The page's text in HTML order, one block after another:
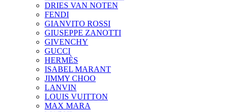
DRIES VAN NOTEN
FENDI
GIANVITO ROSSI
GIUSEPPE ZANOTTI
GIVENCHY
GUCCI
HERMÈS
ISABEL MARANT
JIMMY CHOO
LANVIN
LOUIS VUITTON
MAX MARA